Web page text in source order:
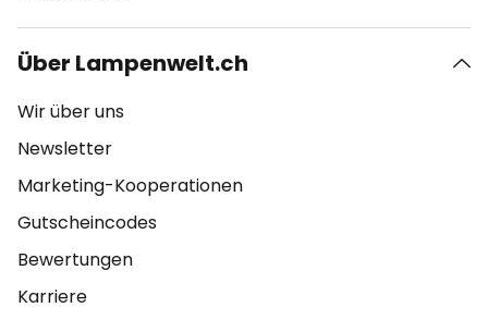
Über Lampenwelt.ch
Wir über uns
Newsletter
Marketing-Kooperationen
Gutscheincodes
Bewertungen
Karriere